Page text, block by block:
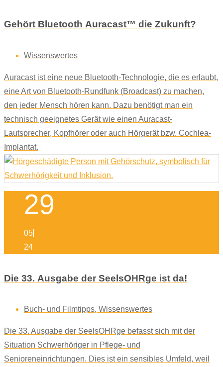
Gehört Bluetooth Auracast™ die Zukunft?
Wissenswertes
Auracast ist eine neue Bluetooth-Technologie, die es erlaubt,
eine Art von Bluetooth-Rundfunk (Broadcast) zu machen,
den jeder Mensch hören kann. Dazu benötigt man ein
technisch geeignetes Gerät wie einen Auracast-
Lautsprecher, Kopfhörer oder auch Hörgerät bzw. Cochlea-
Implantat.
29
05
24
Die 33. Ausgabe der SeelsOHRge ist da!
Buch- und Filmtipps, Wissenswertes
Die 33. Ausgabe der SeelsOHRge befasst sich mit der
Situation Schwerhöriger in Pflege- und
Senioreneinrichtungen. Dies ist ein sensibles Umfeld, weil